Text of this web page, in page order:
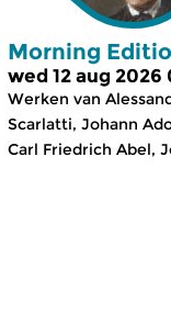
Morning
wed 12 aug 2026
Werken van
Scarlatti, Johann
Carl Friedrich Abel,